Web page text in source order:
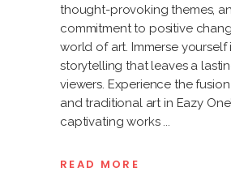
thought-provoking themes,
commitment to positive
world of art. Immerse yourself
storytelling that leaves a
viewers. Experience the
and traditional art in Eazy
captivating works
READ MORE